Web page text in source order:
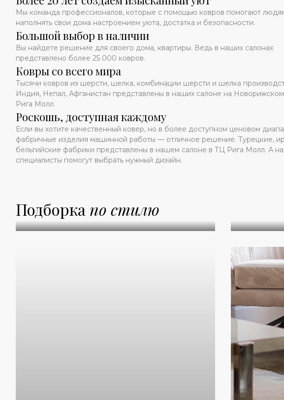
Мы команда профессионалов, которые с помощью ковров помогают
наполнять свои дома настроением уюта, достатка и безопасности.
Большой выбор в наличии
Вы найдете решение для своего дома, квартиры. Ведь в наших салонах
представлено более 25 000 ковров.
Ковры со всего мира
Тысячи ковров из шерсти, шелка, комбинации шерсти и шелка
Индия, Непал, Афганистан представлены в наших салоне на
Рига Молл.
Роскошь, доступная каждому
Если вы хотите качественный ковер, но в более доступном ценовом
фабричные изделия машинной работы — отличное решение. Турецкие,
бельгийские фабрики представлены в нашем салоне в ТЦ Рига Молл. А
специалисты помогут выбрать нужный дизайн.
Подборка по стилю
Абстракция